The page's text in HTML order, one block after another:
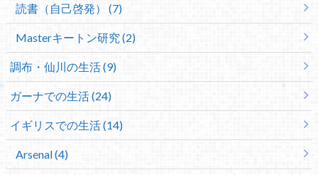
読書（自己啓発） (7)
Masterキートン研究 (2)
調布・仙川の生活 (9)
ガーナでの生活 (24)
イギリスでの生活 (14)
Arsenal (4)